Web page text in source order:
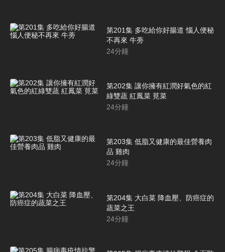
第201集 多吃給你好腸道 惱人便秘
不再來 牛蒡
24分鐘
第202集 讓你擁有紅潤好氣色的紅
綠雙蔬 紅鳳菜 莧菜
24分鐘
第203集 低脂又健康的最佳營養肉
品 雞肉
24分鐘
第204集 大白菜 降血壓、防癌症的
蔬菜之王
24分鐘